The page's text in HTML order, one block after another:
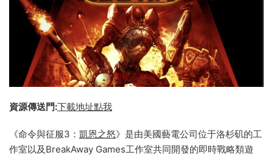
資源傳送門:下載地址點我
《命令與征服3： 凱恩之怒》是由美國藝電公司位于洛杉矶的工
作室以及BreakAway Games工作室共同開發的即時戰略類遊